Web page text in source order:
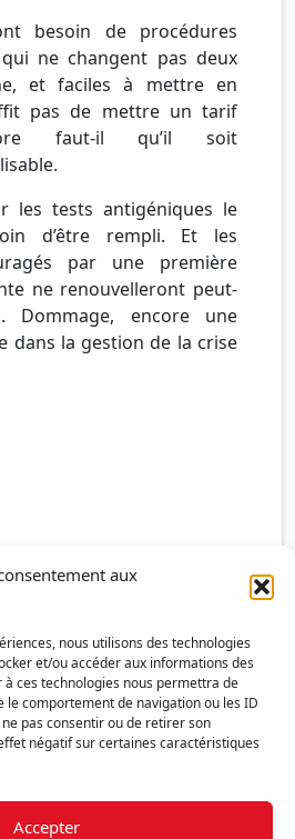
aux
nous utilisons des technologies
et/ou accéder aux informations des
ces technologies nous permettra de
le comportement de navigation ou les ID
pas consentir ou de retirer son
négatif sur certaines caractéristiques
Accepter
besoin de procédures
ne changent pas deux
et faciles à mettre en
pas de mettre un tarif
faut-il qu’il soit
les tests antigéniques le
d’être rempli. Et les
par une première
ne renouvelleront peut-
Dommage, encore une
dans la gestion de la crise